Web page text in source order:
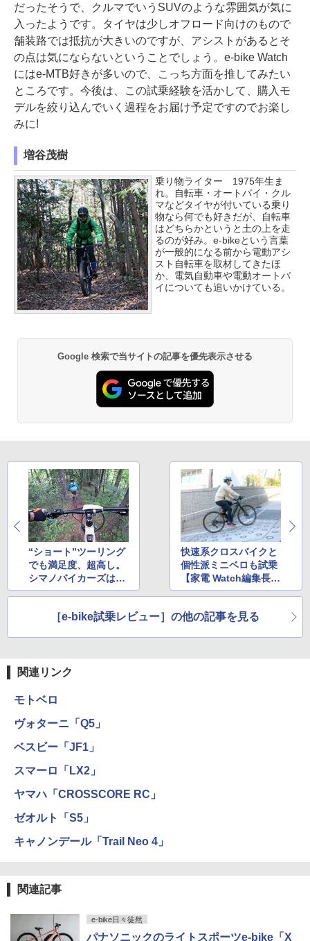
だったそうで、クルマでいうSUVのような雰囲気が気に
入ったようです。タイヤは少しオフロード向けのもので
舗装路では抵抗が大きいのですが、アシストがあるとそ
の点は気にならないということでしょう。e-bike Watch
にはe-MTB好きが多いので、こっち方面を推してみたい
ところです。今後は、この試乗経験を活かして、購入モ
デルを絞り込んでいく過程をお届け予定ですのでお楽し
みに!
増谷茂樹
乗り物ライター 1975年生ま
れ。自転車・オートバイ・クル
マなどタイヤが付いている乗り
物なら何でも好きだが、自転車
はどちらかというと土の上を走
るのが好み。e-bikeという言葉
が一般的になる前から電動アシ
スト自転車を取材してきたほ
か、電気自動車や電動オートバ
イについても追いかけている。
Google 検索で当サイトの記事を優先表示させる
“ショート”ツーリング
でも満足度、超高し。
シマノバイカーズはe-
MTBだと150％楽しめ
快速系クロスバイクと
個性派ミニベロも試乗
【家電 Watch編集長、
e-bike買うってよ!】
［e-bike試乗レビュー］の他の記事を見る
関連リンク
モトベロ
ヴォターニ「Q5」
ベスビー「JF1」
スマーロ「LX2」
ヤマハ「CROSSCORE RC」
ゼオルト「S5」
キャノンデール「Trail Neo 4」
関連記事
e-bike日々徒然
パナソニックのライトスポーツe-bike「X